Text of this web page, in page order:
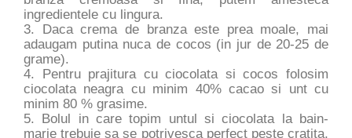
ingredientele cu lingura.
3. Daca crema de branza este prea moale, mai
adaugam putina nuca de cocos (in jur de 20-25 de
grame).
4. Pentru prajitura cu ciocolata si cocos folosim
ciocolata neagra cu minim 40% cacao si unt cu
minim 80 % grasime.
5. Bolul in care topim untul si ciocolata la bain-
marie trebuie sa se potrivesca perfect peste cratita,